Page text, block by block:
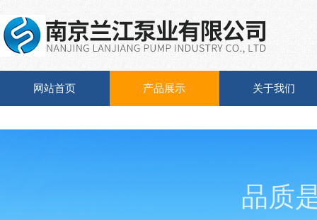
网站首页 产品展示 关于我们
品质